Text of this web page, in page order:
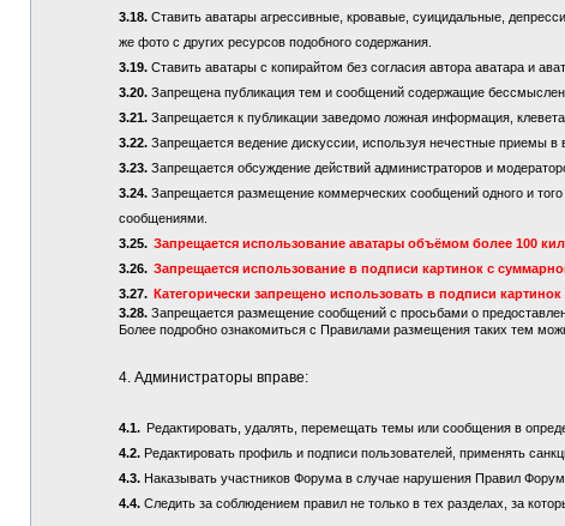
3.18.Ставить аватары агрессивные, кровавые, суицидальные,
же фото с других ресурсов подобного содержания.
3.19.Ставить аватары с копирайтом без согласия автора аватара и
3.20.Запрещена публикация тем и сообщений содержащие
3.21.Запрещается к публикации заведомо ложная информация, клевета.
3.22.Запрещается ведение дискуссии, используя нечестные приемы в
3.23.Запрещается обсуждение действий администраторов и
3.24.Запрещается размещение коммерческих сообщений одного и
сообщениями.
3.25. Запрещается использование аватары объёмом более 100
3.26. Запрещается использование в подписи картинок с
3.27. Категорически запрещено использовать в подписи
3.28. Запрещается размещение сообщений с просьбами о
Более подробно ознакомиться с Правилами размещения таких тем
4. Администраторы вправе:
4.1. Редактировать, удалять, перемещать темы или сообщения в
4.2.Редактировать профиль и подписи пользователей, применять
4.3.Наказывать участников Форума в случае нарушения Правил
4.4.Следить за соблюдением правил не только в тех разделах, за